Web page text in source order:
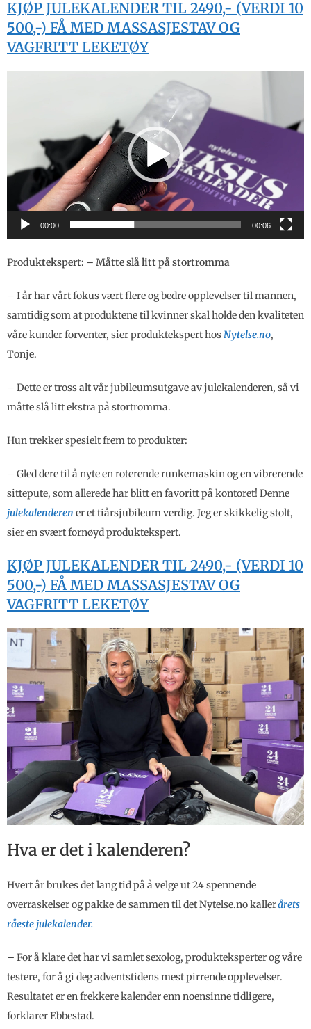
KJØP JULEKALENDER TIL 2490,- (VERDI 10
500,-) FÅ MED MASSASJESTAV OG
VAGFRITT LEKETØY
00:00 00:06
Produktekspert: – Måtte slå litt på stortromma
– I år har vårt fokus vært flere og bedre opplevelser til mannen,
samtidig som at produktene til kvinner skal holde den kvaliteten
våre kunder forventer, sier produktekspert hosNytelse.no,
Tonje.
– Dette er tross alt vår jubileumsutgave av julekalenderen, så vi
måtte slå litt ekstra på stortromma.
Hun trekker spesielt frem to produkter:
– Gled dere til å nyte en roterende runkemaskin og en vibrerende
sittepute, som allerede har blitt en favoritt på kontoret! Denne
julekalenderen er et tiårsjubileum verdig. Jeg er skikkelig stolt,
sier en svært fornøyd produktekspert.
KJØP JULEKALENDER TIL 2490,- (VERDI 10
500,-) FÅ MED MASSASJESTAV OG
VAGFRITT LEKETØY
Hva er det i kalenderen?
Hvert år brukes det lang tid på å velge ut 24 spennende
overraskelser og pakke de sammen til det Nytelse.no kallerårets
råeste julekalender.
– For å klare det har vi samlet sexolog, produkteksperter og våre
testere, for å gi deg adventstidens mest pirrende opplevelser.
Resultatet er en frekkere kalender enn noensinne tidligere,
forklarer Ebbestad.